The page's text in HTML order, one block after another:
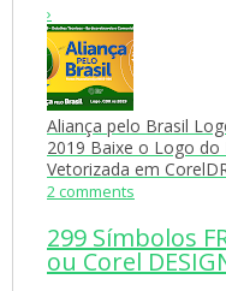
›
Aliança pelo Brasil
2019 Baixe o Logo do
Vetorizada em
2 comments
299 Símbolos
ou Corel